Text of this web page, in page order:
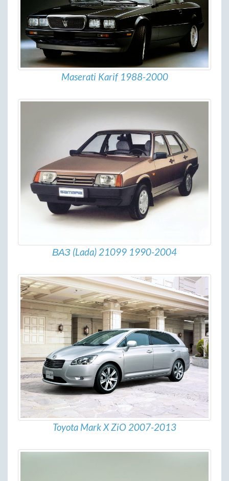
Maserati Karif 1988-2000
ВАЗ (Lada) 21099 1990-2004
Toyota Mark X ZiO 2007-2013